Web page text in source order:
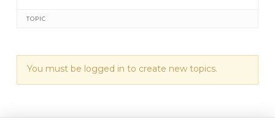
TOPIC
You must be logged in to create new topics.